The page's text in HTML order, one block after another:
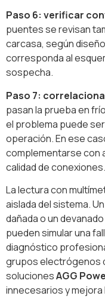
Paso 6: verificar
puentes se revisan
carcasa, según
corresponda al
sospecha.
Paso 7:
pasan la prueba en
el problema puede
operación. En ese
complementarse con
calidad de conexiones.
La lectura con
aislada del sistema.
dañada o un
pueden simular una
diagnóstico
grupos electrógenos
solucionesAGG
innecesarios y mejora